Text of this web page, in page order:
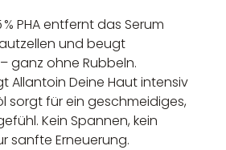
% PHA entfernt das Serum
und beugt
ganz ohne Rubbeln.
Allantoin Deine Haut intensiv
sorgt für ein geschmeidiges,
Kein Spannen, kein
sanfte Erneuerung.